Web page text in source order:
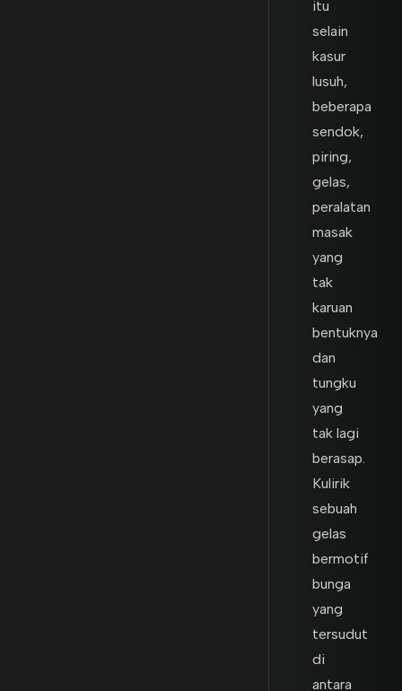
itu
selain
kasur
lusuh,
beberapa
sendok,
piring,
gelas,
peralatan
masak
yang
tak
karuan
bentuknya
dan
tungku
yang
tak lagi
berasap.
Kulirik
sebuah
gelas
bermotif
bunga
yang
tersudut
di
antara